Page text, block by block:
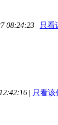
08:24:23 | 只看
| 只看该